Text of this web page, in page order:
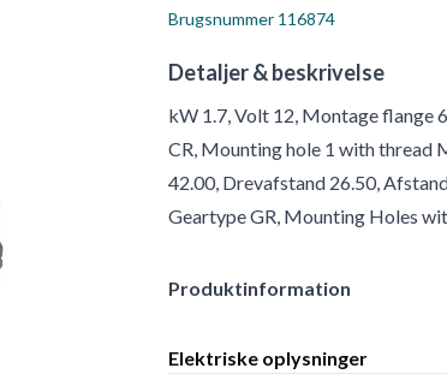
Brugsnummer 116874
Detaljer & beskrivelse
kW 1.7, Volt 12, Montage flange
CR, Mounting hole 1 with thread
42.00, Drevafstand 26.50,
Geartype GR, Mounting Holes
Produktinformation
Elektriske oplysninger